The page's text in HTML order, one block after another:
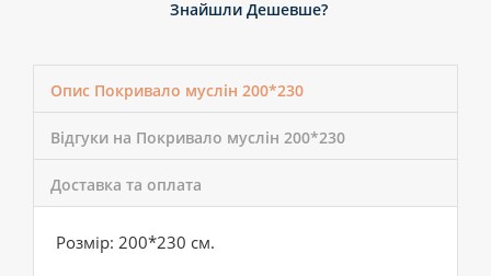
Знайшли Дешевше?
Опис Покривало муслін 200*230
Відгуки на Покривало муслін 200*230
Доставка та оплата
Розмір: 200*230 см.